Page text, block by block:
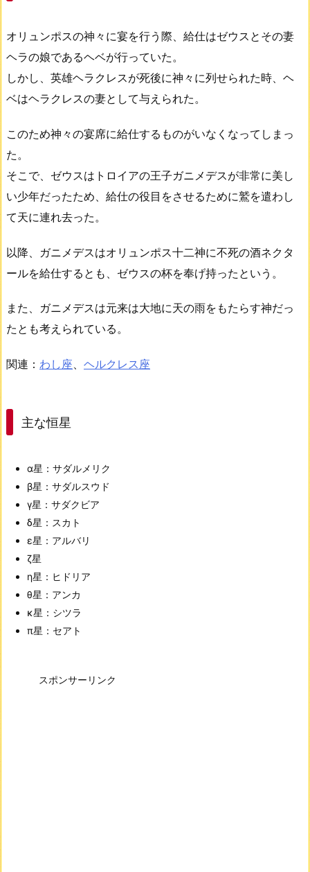
オリュンポスの神々に宴を行う際、給仕はゼウスとその妻
ヘラの娘であるヘベが行っていた。
しかし、英雄ヘラクレスが死後に神々に列せられた時、ヘ
ベはヘラクレスの妻として与えられた。
このため神々の宴席に給仕するものがいなくなってしまっ
た。
そこで、ゼウスはトロイアの王子ガニメデスが非常に美し
い少年だったため、給仕の役目をさせるために鷲を遣わし
て天に連れ去った。
以降、ガニメデスはオリュンポス十二神に不死の酒ネクタ
ールを給仕するとも、ゼウスの杯を奉げ持ったという。
また、ガニメデスは元来は大地に天の雨をもたらす神だっ
たとも考えられている。
関連： わし座、 ヘルクレス座
主な恒星
α星：サダルメリク
β星：サダルスウド
γ星：サダクビア
δ星：スカト
ε星：アルバリ
ζ星
η星：ヒドリア
θ星：アンカ
κ星：シツラ
π星：セアト
スポンサーリンク